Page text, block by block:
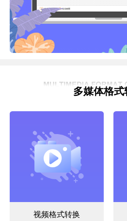
多媒体格式
视频格式转换